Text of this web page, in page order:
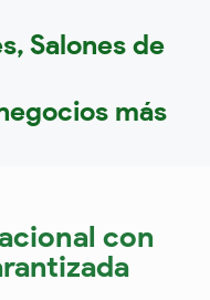
Salones de
más
con